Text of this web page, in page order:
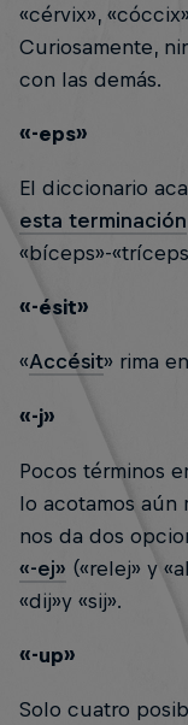
«cérvix»,
Curiosamente,
con las demás.
«-eps»
El diccionario
esta terminación
«bíceps»-
«-ésit»
«Accésit» rima
«-j»
Pocos términos
lo acotamos aún
nos da dos
«-ej» («relej» y
«dij»y «sij».
«-up»
Solo cuatro